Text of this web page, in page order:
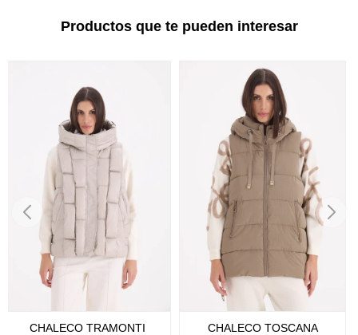
Productos que te pueden interesar
CHALECO TRAMONTI CHALECO TOSCANA